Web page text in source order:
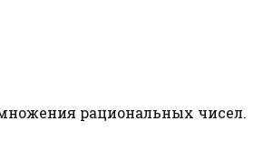
рациональных чисел.